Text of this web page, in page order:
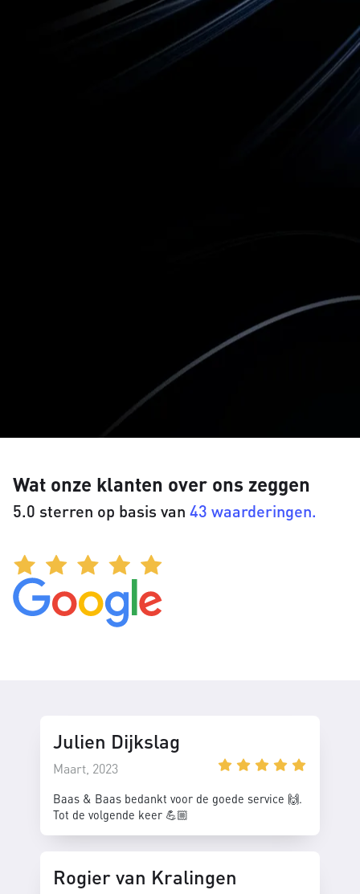
Wat onze klanten over ons zeggen
5.0 sterren op basis van 43 waarderingen.
Julien Dijkslag
Maart, 2023
Baas & Baas bedankt voor de goede service 🙌.
Tot de volgende keer 💪🏼
Rogier van Kralingen